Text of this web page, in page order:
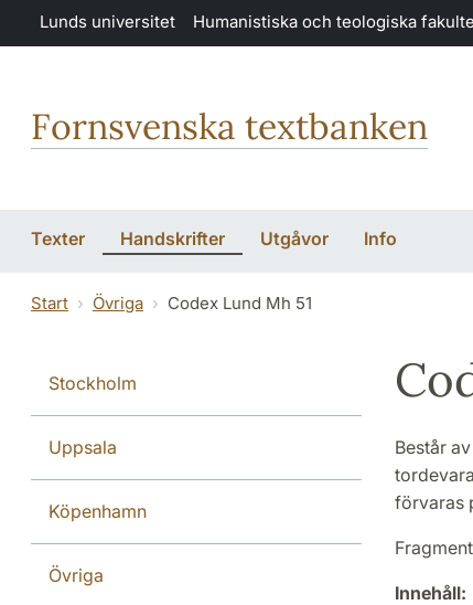
Hoppa till huvudinnehåll
Lunds universitet Humanistiska och teologiska
Fornsvenska textbanken
Texter Handskrifter Utgåvor Info
Start Övriga Codex Lund Mh 51
Stockholm
Uppsala
Köpenhamn
Övriga
Består
förvaras
Innehåll: